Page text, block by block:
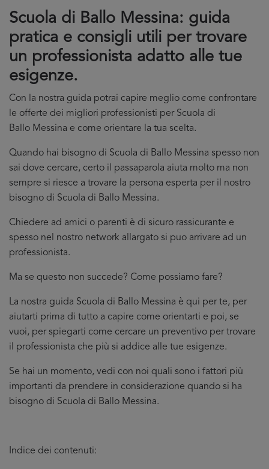
Scuola di Ballo Messina: guida
pratica e consigli utili per trovare
un professionista adatto alle tue
esigenze.
Con la nostra guida potrai capire meglio come confrontare
le offerte dei migliori professionisti per Scuola di
Ballo Messina e come orientare la tua scelta.
Quando hai bisogno di Scuola di Ballo Messina spesso non
sai dove cercare, certo il passaparola aiuta molto ma non
sempre si riesce a trovare la persona esperta per il nostro
bisogno di Scuola di Ballo Messina.
Chiedere ad amici o parenti è di sicuro rassicurante e
spesso nel nostro network allargato si puo arrivare ad un
professionista.
Ma se questo non succede? Come possiamo fare?
La nostra guida Scuola di Ballo Messina è qui per te, per
aiutarti prima di tutto a capire come orientarti e poi, se
vuoi, per spiegarti come cercare un preventivo per trovare
il professionista che più si addice alle tue esigenze.
Se hai un momento, vedi con noi quali sono i fattori più
importanti da prendere in considerazione quando si ha
bisogno di Scuola di Ballo Messina.
Indice dei contenuti: